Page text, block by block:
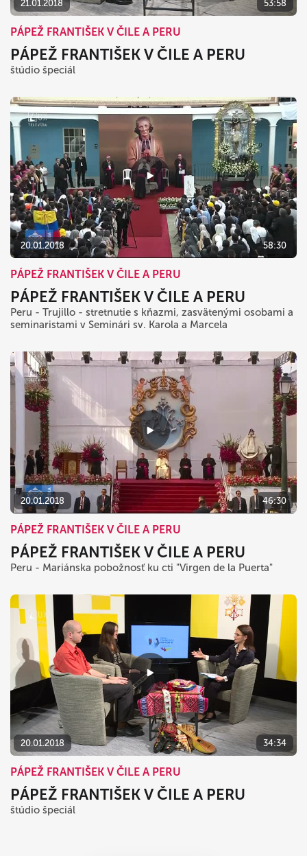
21.01.2018 53:58
PÁPEŽ FRANTIŠEK V ČILE A PERU
PÁPEŽ FRANTIŠEK V ČILE A PERU
štúdio špeciál
20.01.2018 58:30
PÁPEŽ FRANTIŠEK V ČILE A PERU
PÁPEŽ FRANTIŠEK V ČILE A PERU
Peru - Trujillo - stretnutie s kňazmi, zasvätenými osobami a
seminaristami v Seminári sv. Karola a Marcela
20.01.2018 46:30
PÁPEŽ FRANTIŠEK V ČILE A PERU
PÁPEŽ FRANTIŠEK V ČILE A PERU
Peru - Mariánska pobožnosť ku cti "Virgen de la Puerta"
20.01.2018 34:34
PÁPEŽ FRANTIŠEK V ČILE A PERU
PÁPEŽ FRANTIŠEK V ČILE A PERU
štúdio špeciál